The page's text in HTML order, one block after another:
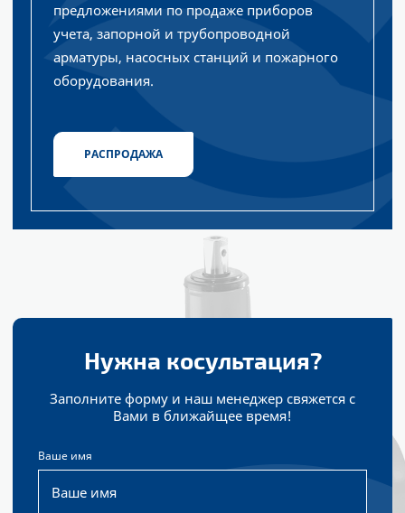
предложениями по продаже приборов
учета, запорной и трубопроводной
арматуры, насосных станций и пожарного
оборудования.
РАСПРОДАЖА
Нужна косультация?
Заполните форму и наш менеджер свяжется с
Вами в ближайщее время!
Ваше имя